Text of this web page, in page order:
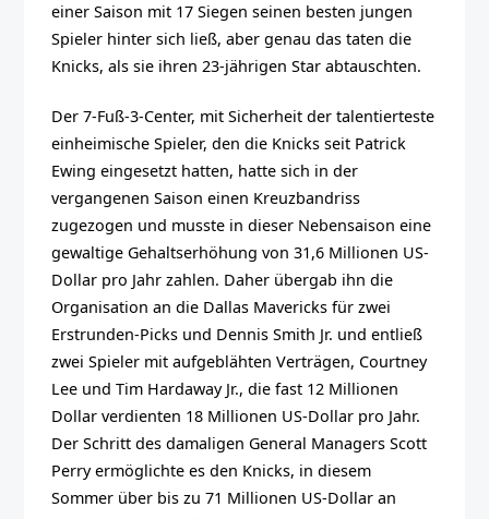
einer Saison mit 17 Siegen seinen besten jungen
Spieler hinter sich ließ, aber genau das taten die
Knicks, als sie ihren 23-jährigen Star abtauschten.
Der 7-Fuß-3-Center, mit Sicherheit der talentierteste
einheimische Spieler, den die Knicks seit Patrick
Ewing eingesetzt hatten, hatte sich in der
vergangenen Saison einen Kreuzbandriss
zugezogen und musste in dieser Nebensaison eine
gewaltige Gehaltserhöhung von 31,6 Millionen US-
Dollar pro Jahr zahlen. Daher übergab ihn die
Organisation an die Dallas Mavericks für zwei
Erstrunden-Picks und Dennis Smith Jr. und entließ
zwei Spieler mit aufgeblähten Verträgen, Courtney
Lee und Tim Hardaway Jr., die fast 12 Millionen
Dollar verdienten 18 Millionen US-Dollar pro Jahr.
Der Schritt des damaligen General Managers Scott
Perry ermöglichte es den Knicks, in diesem
Sommer über bis zu 71 Millionen US-Dollar an